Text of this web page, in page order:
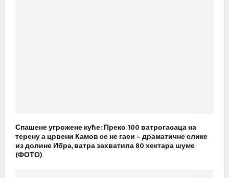
Спашене угрожене куће: Преко 100 ватрогасаца на
терену а црвени Камов се не гаси – драматичне слике
из долине Ибра, ватра захватила 80 хектара шуме
(ФОТО)